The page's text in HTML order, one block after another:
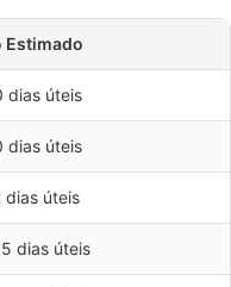
Estimado
dias úteis
dias úteis
dias úteis
dias úteis